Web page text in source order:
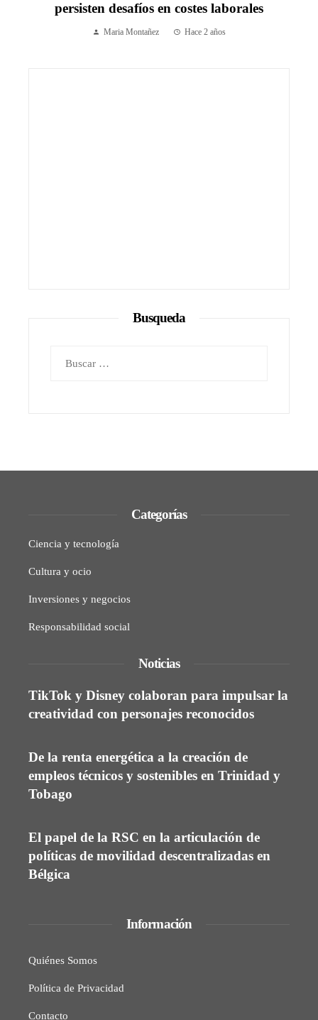
persisten desafíos en costes laborales
Maria Montañez Hace 2 años
Busqueda
Categorías
Ciencia y tecnología
Cultura y ocio
Inversiones y negocios
Responsabilidad social
Noticias
TikTok y Disney colaboran para impulsar la
creatividad con personajes reconocidos
De la renta energética a la creación de
empleos técnicos y sostenibles en Trinidad y
Tobago
El papel de la RSC en la articulación de
políticas de movilidad descentralizadas en
Bélgica
Información
Quiénes Somos
Política de Privacidad
Contacto